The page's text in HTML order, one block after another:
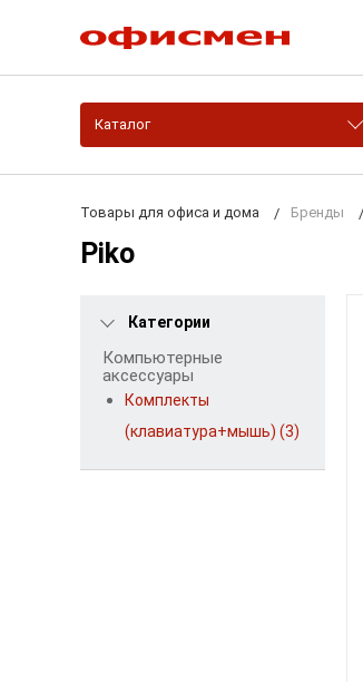
Каталог
Товары для офиса и дома Бренды
Piko
Категории
Компьютерные
аксессуары
Комплекты
(клавиатура+мышь) (3)